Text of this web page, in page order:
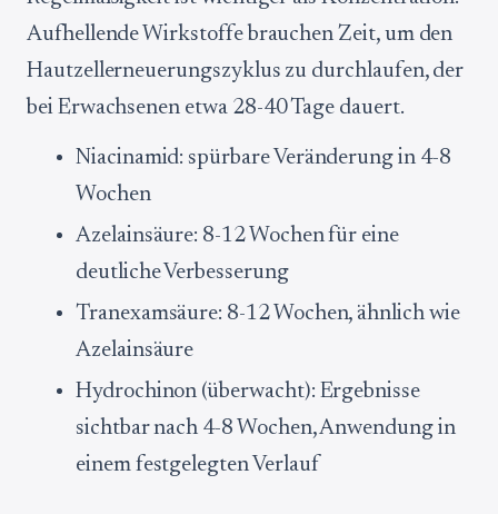
Aufhellende Wirkstoffe brauchen Zeit, um den
Hautzellerneuerungszyklus zu durchlaufen, der
bei Erwachsenen etwa 28-40 Tage dauert.
Niacinamid: spürbare Veränderung in 4-8
Wochen
Azelainsäure: 8-12 Wochen für eine
deutliche Verbesserung
Tranexamsäure: 8-12 Wochen, ähnlich wie
Azelainsäure
Hydrochinon (überwacht): Ergebnisse
sichtbar nach 4-8 Wochen, Anwendung in
einem festgelegten Verlauf